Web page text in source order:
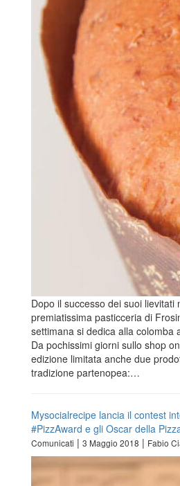
Dopo il successo dei suoi lievitati
premiatissima pasticceria di
settimana si dedica alla colomba
Da pochissimi giorni sullo shop
edizione limitata anche due
tradizione partenopea:…
Mysocialrecipe lancia il contest
#PizzAward e gli Oscar della
Comunicati | 3 Maggio 2018 | Fabio